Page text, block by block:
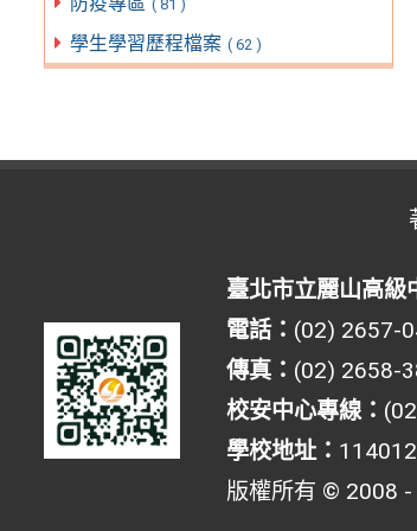
( 81 )
學生學習歷程檔案 ( 62 )
臺北市立麗山高級
電話： (02) 2657-
傳真： (02) 2658-
校安中心專線：
學校地址：
版權所有 © 2008 -